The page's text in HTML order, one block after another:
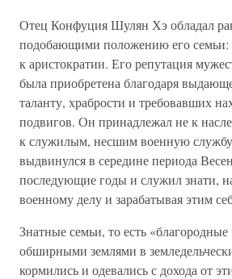
Отец Конфуция Шулян Хэ обладал
подобающими положению его семьи:
к аристократии. Его репутация
была приобретена благодаря
таланту, храбрости и требовавших
подвигов. Он принадлежал не к
к служилым, несшим военную
выдвинулся в середине периода
последующие годы и служил знати,
военному делу и зарабатывая этим
Знатные семьи, то есть
обширными землями в
кормились и одевались с дохода от